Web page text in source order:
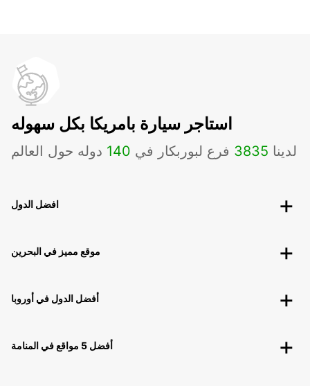
استاجر سيارة بامريكا بكل سهوله
لدينا 3835 فرع لبوربكار في 140 دوله حول العالم
افضل الدول
موقع مميز في البحرين
أفضل الدول في أوروبا
أفضل 5 مواقع في المنامة